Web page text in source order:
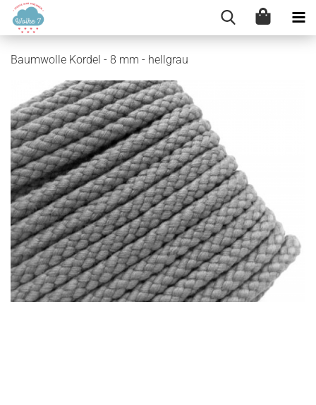
Baumwolle Kordel - 8 mm - hellgrau